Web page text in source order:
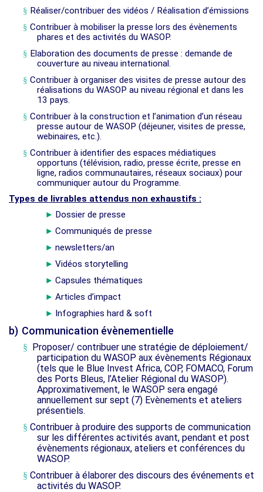
§ Réaliser/contribuer des vidéos / Réalisation d’émissions
§ Contribuer à mobiliser la presse lors des évènements
phares et des activités du WASOP.
§ Elaboration des documents de presse : demande de
couverture au niveau international.
§ Contribuer à organiser des visites de presse autour des
réalisations du WASOP au niveau régional et dans les
13 pays.
§ Contribuer à la construction et l’animation d’un réseau
presse autour de WASOP (déjeuner, visites de presse,
webinaires, etc.).
§ Contribuer à identifier des espaces médiatiques
opportuns (télévision, radio, presse écrite, presse en
ligne, radios communautaires, réseaux sociaux) pour
communiquer autour du Programme.
Types de livrables attendus non exhaustifs :
► Dossier de presse
► Communiqués de presse
► newsletters/an
► Vidéos storytelling
► Capsules thématiques
► Articles d’impact
► Infographies hard & soft
b) Communication évènementielle
§ Proposer/ contribuer une stratégie de déploiement/
participation du WASOP aux évènements Régionaux
(tels que le Blue Invest Africa, COP, FOMACO, Forum
des Ports Bleus, l’Atelier Régional du WASOP).
Approximativement, le WASOP sera engagé
annuellement sur sept (7) Evènements et ateliers
présentiels.
§ Contribuer à produire des supports de communication
sur les différentes activités avant, pendant et post
évènements régionaux, ateliers et conférences du
WASOP.
§ Contribuer à élaborer des discours des événements et
activités du WASOP.